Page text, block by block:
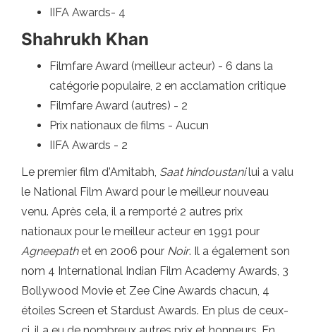
IIFA Awards- 4
Shahrukh Khan
Filmfare Award (meilleur acteur) - 6 dans la
catégorie populaire, 2 en acclamation critique
Filmfare Award (autres) - 2
Prix ​​nationaux de films - Aucun
IIFA Awards - 2
Le premier film d'Amitabh, Saat hindoustanilui a valu
le National Film Award pour le meilleur nouveau
venu. Après cela, il a remporté 2 autres prix
nationaux pour le meilleur acteur en 1991 pour
Agneepathet en 2006 pour Noir. Il a également son
nom 4 International Indian Film Academy Awards, 3
Bollywood Movie et Zee Cine Awards chacun, 4
étoiles Screen et Stardust Awards. En plus de ceux-